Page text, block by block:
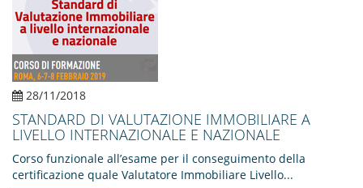
28/11/2018
STANDARD DI VALUTAZIONE IMMOBILIARE A
LIVELLO INTERNAZIONALE E NAZIONALE
Corso funzionale all’esame per il conseguimento della
certificazione quale Valutatore Immobiliare Livello...